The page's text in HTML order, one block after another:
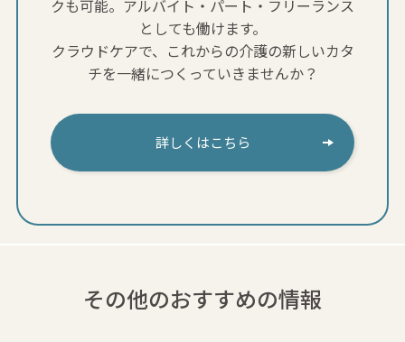
クも可能。アルバイト・パート・フリーランス
としても働けます。
クラウドケアで、これからの介護の新しいカタ
チを一緒につくっていきませんか？
詳しくはこちら
その他のおすすめの情報